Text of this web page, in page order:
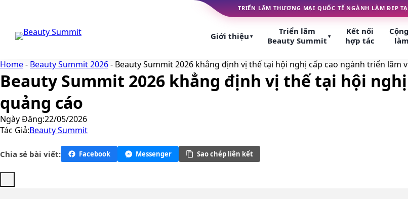
dung
TRIỂN LÃM THƯƠNG MẠI QUỐC TẾ NGÀNH LÀM ĐẸP
Giới thiệu ▾
Triển lãm
Beauty Summit ▾
Kết nối
hợp tác
Home- Beauty Summit 2026- Beauty Summit 2026 khẳng định vị thế tại hội nghị cấp cao ngành triển lãm
Beauty Summit 2026 khẳng định vị thế tại hội
quảng cáo
Ngày Đăng:22/05/2026
Tác Giả:Beauty Summit
Chia sẻ bài viết: Facebook Messenger Sao chép liên kết